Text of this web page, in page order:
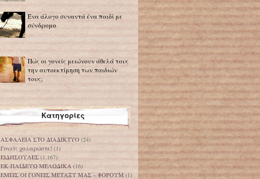
Ένα άλογο συναντά ένα παιδί με
σύνδρομο
Πώς οι γονείς μειώνουν άθελά τους
την αυτοεκτίμηση των παιδιών
τους;
Κατηγορίες
ΑΣΦΑΛΕΙΑ ΣΤΟ ΔΙΑΔΙΚΤΥΟ(24)
Γονείς χαλαρώστε! (1)
ΕΙΔΗΣΟΥΛΕΣ(1.167)
ΕΚ-ΠΑΙΔΕΥΩ ΜΕΛΩΔΙΚΑ (16)
ΕΜΕΙΣ ΟΙ ΓΟΝΕΙΣ ΜΕΤΑΞΥ ΜΑΣ – ΦΟΡΟΥΜ (1)